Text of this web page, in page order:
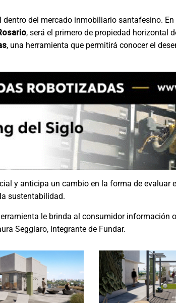
del mercado inmobiliario santafesino. En
, será el primero de propiedad horizontal
, una herramienta que permitirá conocer el
y anticipa un cambio en la forma de evaluar
sustentabilidad.
le brinda al consumidor información
Seggiaro, integrante de Fundar.